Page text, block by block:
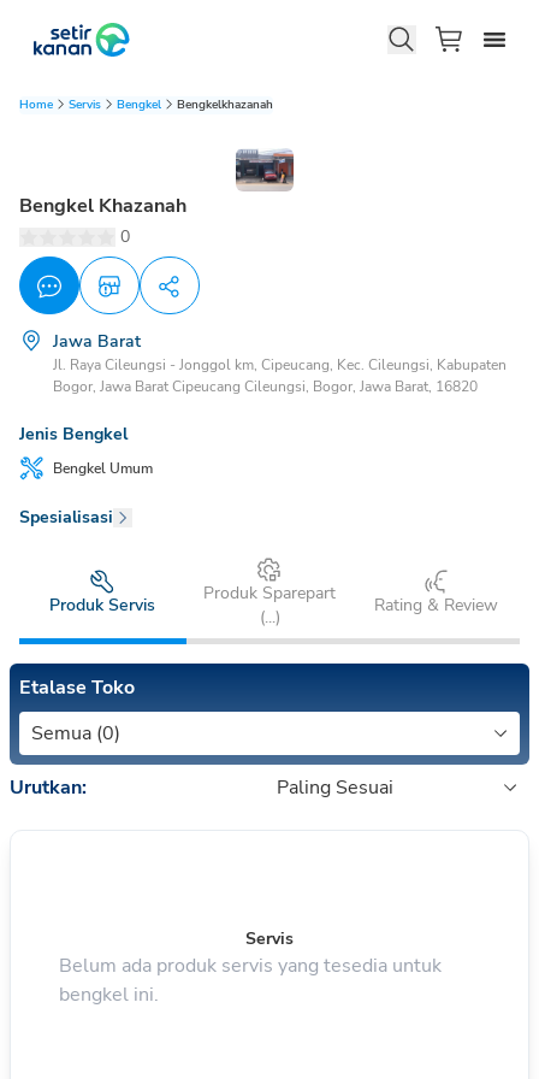
Home Servis Bengkel Bengkelkhazanah
Bengkel Khazanah
0
Jawa Barat
Jl. Raya Cileungsi - Jonggol km, Cipeucang, Kec. Cileungsi, Kabupaten
Bogor, Jawa Barat Cipeucang Cileungsi, Bogor, Jawa Barat, 16820
Jenis Bengkel
Bengkel Umum
Spesialisasi
Produk Servis
Produk Sparepart
(...)
Rating & Review
Etalase Toko
Semua (0)
Urutkan: Paling Sesuai
Servis
Belum ada produk servis yang tesedia untuk
bengkel ini.